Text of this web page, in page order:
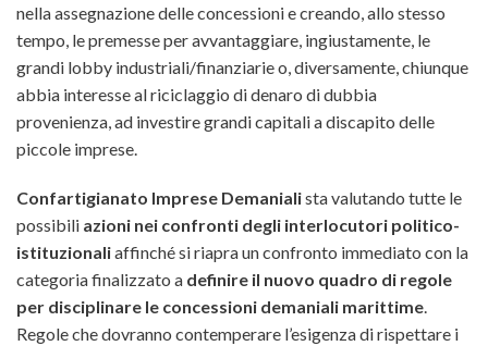
nella assegnazione delle concessioni e creando, allo stesso
tempo, le premesse per avvantaggiare, ingiustamente, le
grandi lobby industriali/finanziarie o, diversamente, chiunque
abbia interesse al riciclaggio di denaro di dubbia
provenienza, ad investire grandi capitali a discapito delle
piccole imprese.
Confartigianato Imprese Demanialista valutando tutte le
possibili azioni nei confronti degli interlocutori politico-
istituzionaliaffinché si riapra un confronto immediato con la
categoria finalizzato a definire il nuovo quadro di regole
per disciplinare le concessioni demaniali marittime.
Regole che dovranno contemperare l’esigenza di rispettare i